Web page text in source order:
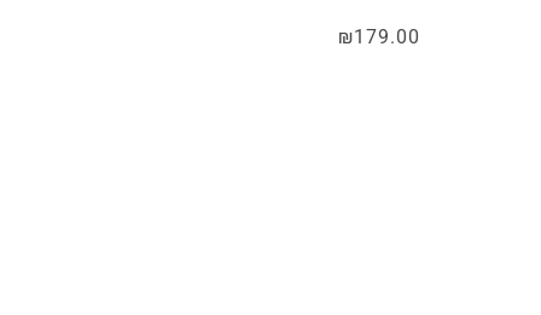
₪179.00